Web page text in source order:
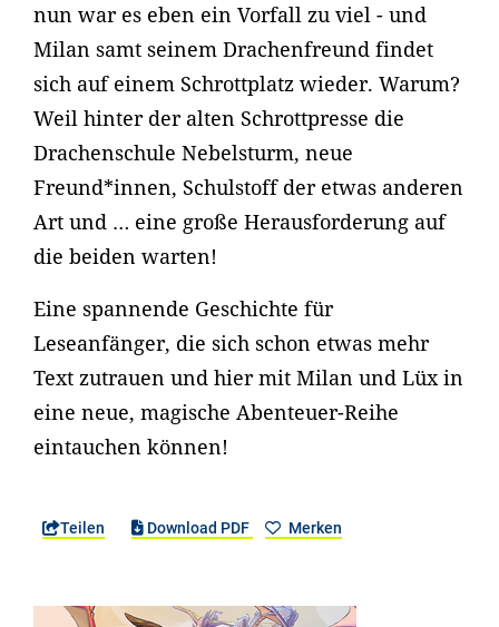
nun war es eben ein Vorfall zu viel - und
Milan samt seinem Drachenfreund findet
sich auf einem Schrottplatz wieder. Warum?
Weil hinter der alten Schrottpresse die
Drachenschule Nebelsturm, neue
Freund*innen, Schulstoff der etwas anderen
Art und … eine große Herausforderung auf
die beiden warten!
Eine spannende Geschichte für
Leseanfänger, die sich schon etwas mehr
Text zutrauen und hier mit Milan und Lüx in
eine neue, magische Abenteuer-Reihe
eintauchen können!
Teilen Download PDF Merken